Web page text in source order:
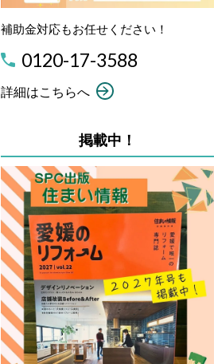
補助金対応もお任せください！
0120-17-3588
詳細はこちらへ
掲載中！